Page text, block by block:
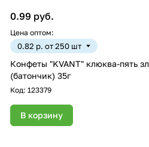
0.99 руб.
Цена оптом:
0.82 р. от 250 шт
Конфеты "KVANT" клюква-пять
(батончик) 35г
Код: 123379
В корзину